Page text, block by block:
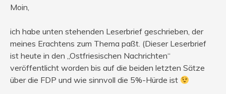
Moin,
ich habe unten stehenden Leserbrief geschrieben, der
meines Erachtens zum Thema paßt. (Dieser Leserbrief
ist heute in den „Ostfriesischen Nachrichten“
veröffentlicht worden bis auf die beiden letzten Sätze
über die FDP und wie sinnvoll die 5%-Hürde ist